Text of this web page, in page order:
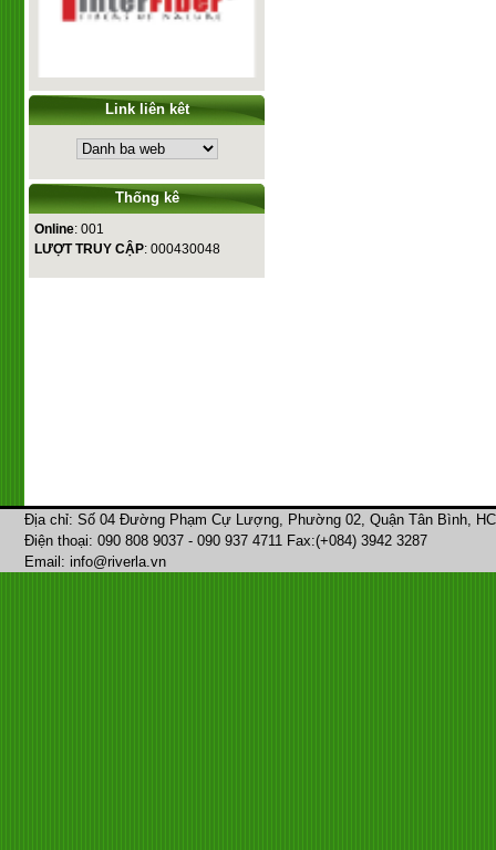
Link liên kêt
Thống kê
Online: 001
LƯỢT TRUY CẬP: 000430048
Địa chỉ: Số 04 Đường Phạm Cự Lượng, Phường 02, Quận Tân Bình,
Điện thoại: 090 808 9037 - 090 937 4711 Fax:(+084) 3942 3287
Email: info@riverla.vn